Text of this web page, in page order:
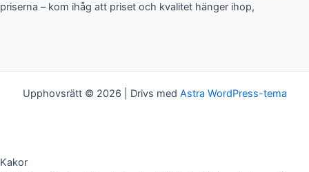
priserna – kom ihåg att priset och kvalitet hänger ihop,
Upphovsrätt © 2026 | Drivs med Astra WordPress-tema
Kakor